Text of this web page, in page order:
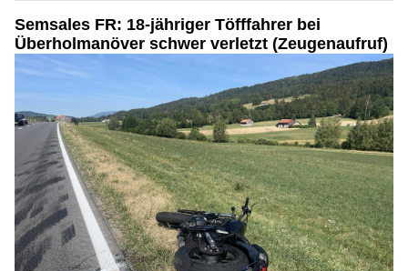
Semsales FR: 18-jähriger Töfffahrer bei
Überholmanöver schwer verletzt (Zeugenaufruf)